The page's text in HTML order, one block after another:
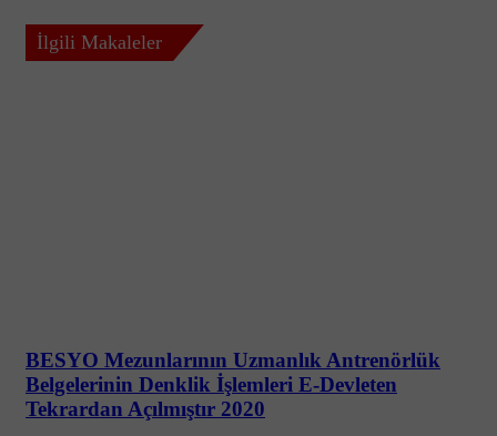
İlgili Makaleler
BESYO Mezunlarının Uzmanlık Antrenörlük
Belgelerinin Denklik İşlemleri E-Devleten
Tekrardan Açılmıştır 2020